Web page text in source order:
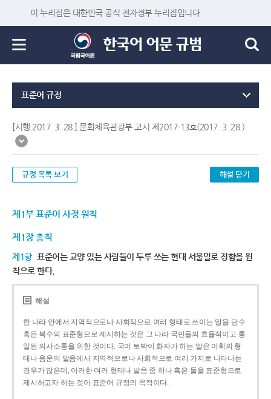
이 누리집은 대한민국 공식 전자정부 누리집입니다.
표준어 규정
[시행 2017. 3. 28.] 문화체육관광부 고시 제2017-13호(2017. 3. 28.)
규정 목록 보기 해설 닫기
제1부 표준어 사정 원칙
제1장 총칙
제1항 표준어는 교양 있는 사람들이 두루 쓰는 현대 서울말로 정함을 원
칙으로 한다.
해설
한 나라 안에서 지역적으로나 사회적으로 여러 형태로 쓰이는 말을 단수
혹은 복수의 표준형으로 제시하는 것은 그 나라 국민들의 효율적이고 통
일된 의사소통을 위한 것이다. 국어 토박이 화자가 하는 말은 어휘의 형
태나 음운의 발음에서 지역적으로나 사회적으로 여러 가지로 나타나는
경우가 많은데, 이러한 여러 형태나 발음 중 하나 혹은 둘을 표준형으로
제시하고자 하는 것이 표준어 규정의 목적이다.